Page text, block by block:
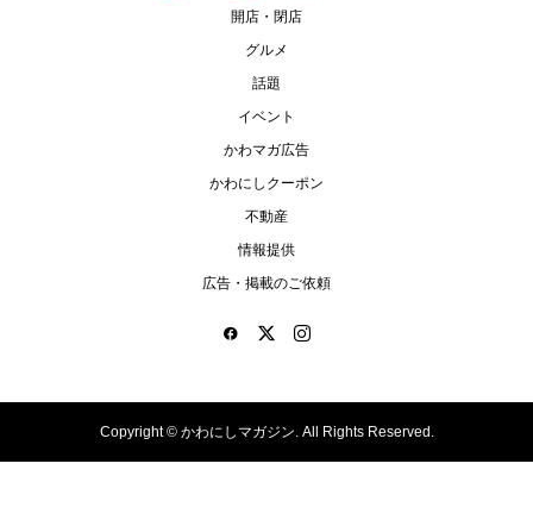
開店・閉店
グルメ
話題
イベント
かわマガ広告
かわにしクーポン
不動産
情報提供
広告・掲載のご依頼
Copyright ©かわにしマガジン. All Rights Reserved.